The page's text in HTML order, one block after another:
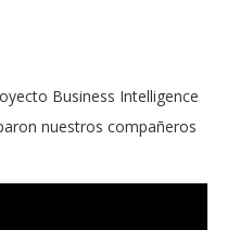
Business Intelligence
nuestros compañeros